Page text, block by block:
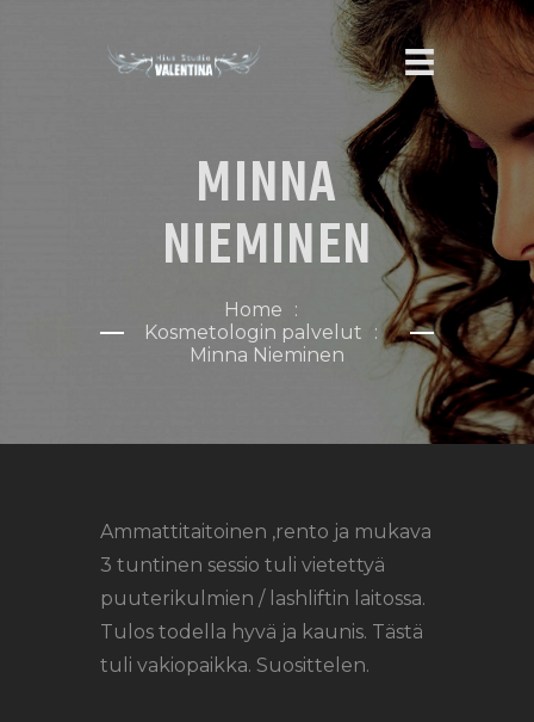
MINNA
NIEMINEN
Home
Kosmetologin palvelut
Minna Nieminen
PALVELUT
MEISTÄ
VARAA AIKA
PORTFOLIO
Ammattitaitoinen ,rento ja mukava
3 tuntinen sessio tuli vietettyä
puuterikulmien / lashliftin laitossa.
Tulos todella hyvä ja kaunis. Tästä
tuli vakiopaikka. Suosittelen.